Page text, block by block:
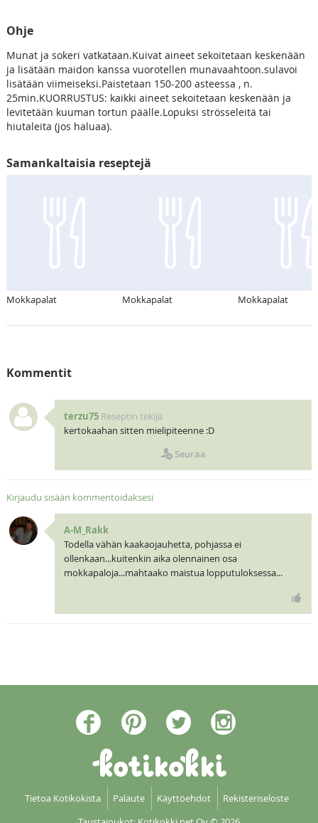
Ohje
Munat ja sokeri vatkataan.Kuivat aineet sekoitetaan keskenään
ja lisätään maidon kanssa vuorotellen munavaahtoon.sulavoi
lisätään viimeiseksi.Paistetaan 150-200 asteessa , n.
25min.KUORRUSTUS: kaikki aineet sekoitetaan keskenään ja
levitetään kuuman tortun päälle.Lopuksi strösseleitä tai
hiutaleita (jos haluaa).
Samankaltaisia reseptejä
Mokkapalat Mokkapalat Mokkapalat
Kommentit
terzu75 Reseptin tekijä
kertokaahan sitten mielipiteenne :D
Seuraa
Kirjaudu sisään kommentoidaksesi
A-M_Rakk
Todella vähän kaakaojauhetta, pohjassa ei
ollenkaan...kuitenkin aika olennainen osa
mokkapaloja...mahtaako maistua lopputuloksessa...
Tietoa Kotikokista Palaute Käyttöehdot
Rekisteriseloste